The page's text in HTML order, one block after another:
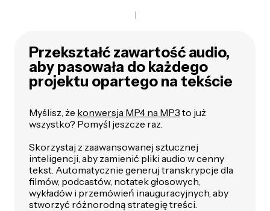
Przekształć zawartość audio,
aby pasowała do każdego
projektu opartego na tekście
Myślisz, że konwersja MP4 na MP3 to już
wszystko? Pomyśl jeszcze raz.
Skorzystaj z zaawansowanej sztucznej
inteligencji, aby zamienić pliki audio w cenny
tekst. Automatycznie generuj transkrypcje dla
filmów, podcastów, notatek głosowych,
wykładów i przemówień inauguracyjnych, aby
stworzyć różnorodną strategię treści.